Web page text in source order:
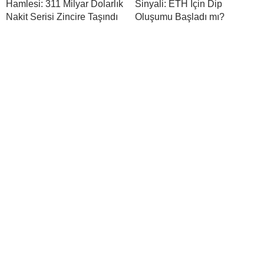
Hamlesi: 311 Milyar Dolarlık
Nakit Serisi Zincire Taşındı
Sinyali: ETH İçin Dip
Oluşumu Başladı mı?